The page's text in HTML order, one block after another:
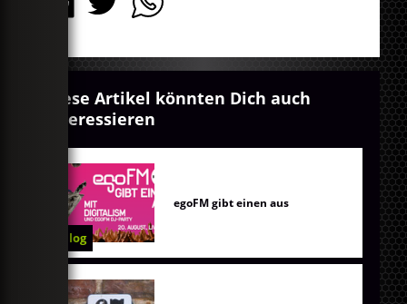
Diese Artikel könnten Dich auch
interessieren
Blog
egoFM gibt einen aus